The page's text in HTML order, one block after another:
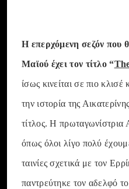
Η επερχόμενη σεζόν που
Μαϊού έχει τον τίτλο “
ίσως κινείται σε πιο
την ιστορία της
τίτλος. Η πρωταγωνίστρια
όπως όλοι λίγο πολύ
ταινίες σχετικά με τον
παντρεύτηκε τον αδελφό